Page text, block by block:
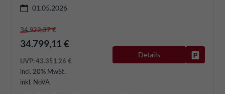
01.05.2026
34.922,37 €
34.799,11 €
UVP:43.351,26 €
incl. 20% MwSt.
inkl. NoVA
Details